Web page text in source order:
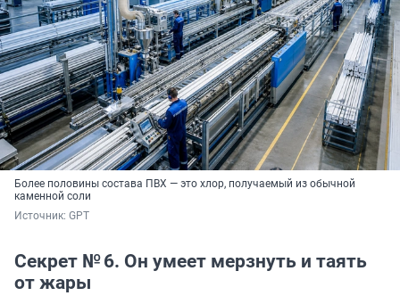
Более половины состава ПВХ — это хлор, получаемый из обычной
каменной соли
Источник: GPT
Секрет № 6. Он умеет мерзнуть и таять
от жары